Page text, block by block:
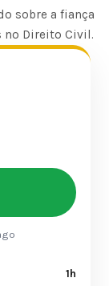
sobre a fiança
no Direito Civil.
1h